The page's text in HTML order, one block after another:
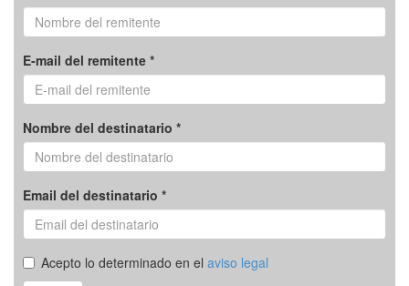
E-mail del remitente *
Nombre del destinatario *
Email del destinatario *
Acepto lo determinado en el aviso legal